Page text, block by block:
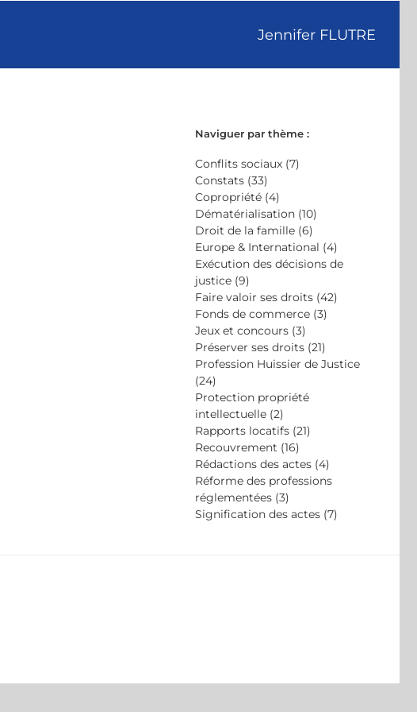
Jennifer FLUTRE
Naviguer par thème :
Conflits sociaux (7)
Constats (33)
Copropriété (4)
Dématérialisation (10)
Droit de la famille (6)
Europe & International (4)
Exécution des décisions de
justice (9)
Faire valoir ses droits (42)
Fonds de commerce (3)
Jeux et concours (3)
Préserver ses droits (21)
Profession Huissier de Justice
(24)
Protection propriété
intellectuelle (2)
Rapports locatifs (21)
Recouvrement (16)
Rédactions des actes (4)
Réforme des professions
réglementées (3)
Signification des actes (7)